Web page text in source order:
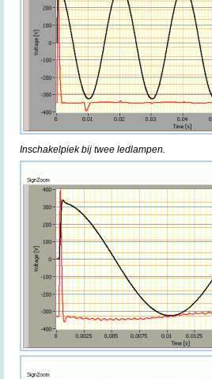
Inschakelpiek bij twee ledlampen.